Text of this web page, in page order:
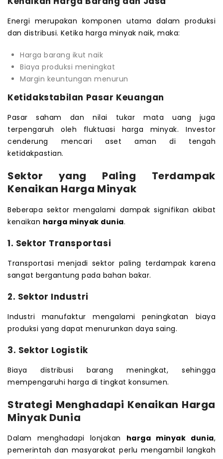
Energi merupakan komponen utama dalam produksi
dan distribusi. Ketika harga minyak naik, maka:
Harga barang ikut naik
Biaya produksi meningkat
Margin keuntungan menurun
Ketidakstabilan Pasar Keuangan
Pasar saham dan nilai tukar mata uang juga
terpengaruh oleh fluktuasi harga minyak. Investor
cenderung mencari aset aman di tengah
ketidakpastian.
Sektor yang Paling Terdampak
Kenaikan Harga Minyak
Beberapa sektor mengalami dampak signifikan akibat
kenaikan harga minyak dunia.
1. Sektor Transportasi
Transportasi menjadi sektor paling terdampak karena
sangat bergantung pada bahan bakar.
2. Sektor Industri
Industri manufaktur mengalami peningkatan biaya
produksi yang dapat menurunkan daya saing.
3. Sektor Logistik
Biaya distribusi barang meningkat, sehingga
mempengaruhi harga di tingkat konsumen.
Strategi Menghadapi Kenaikan Harga
Minyak Dunia
Dalam menghadapi lonjakan harga minyak dunia,
pemerintah dan masyarakat perlu mengambil langkah